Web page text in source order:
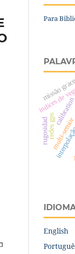
Para
i
n
di
c
e
s
d
e
v
e
g
et
a
ç
ã
multi-
calibration
redes gps
missão
rugosidad
English